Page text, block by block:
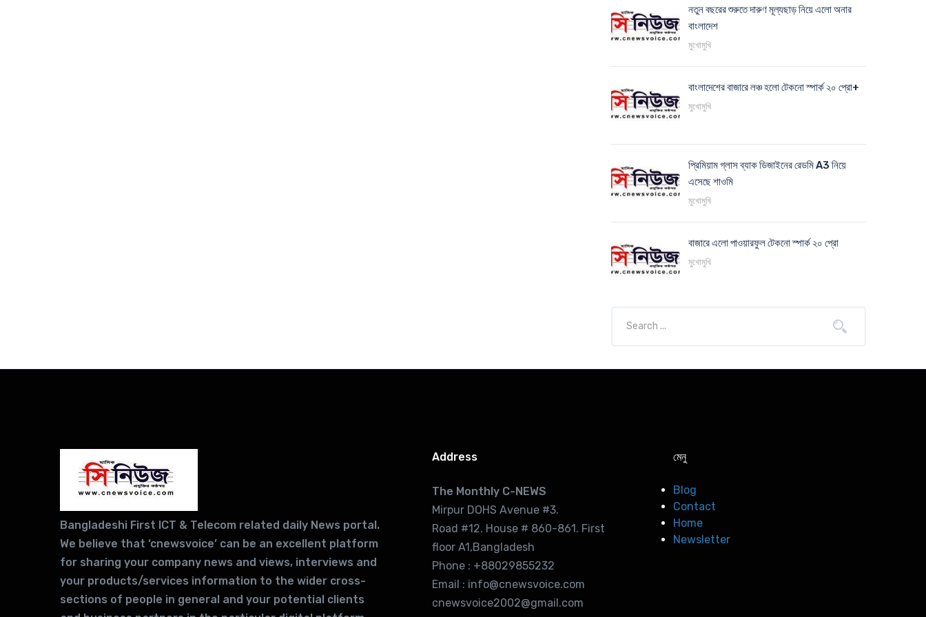
নতুন বছরের শুরুতে দারুণ মূল্যছাড় নিয়ে এলো অনার
বাংলাদেশ
মুখোমুখি
বাংলাদেশের বাজারে লঞ্চ হলো টেকনো স্পার্ক ২০ প্রো+
মুখোমুখি
প্রিমিয়াম গ্লাস ব্যাক ডিজাইনের রেডমি A3 নিয়ে
এসেছে শাওমি
মুখোমুখি
বাজারে এলো পাওয়ারফুল টেকনো স্পার্ক ২০ প্রো
মুখোমুখি
Bangladeshi First ICT & Telecom related daily News portal.
We believe that ‘cnewsvoice’ can be an excellent platform
for sharing your company news and views, interviews and
your products/services information to the wider cross-
sections of people in general and your potential clients
Address
The Monthly C-NEWS
Mirpur DOHS Avenue #3.
Road #12. House # 860-861. First
floor A1,Bangladesh
Phone : +88029855232
Email : info@cnewsvoice.com
cnewsvoice2002@gmail.com
মেনু
Blog
Contact
Home
Newsletter